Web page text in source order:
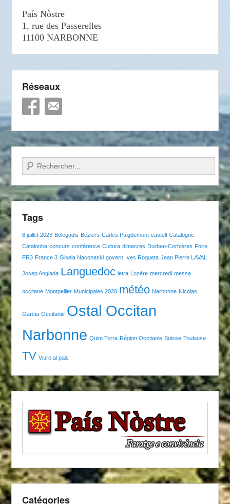
País Nòstre
1, rue des Passerelles
11100 NARBONNE
Réseaux
Recherche
Tags
8 juillet 2023 Bolegadis Béziers Carles Puigdemont castell
Catalogne
Catalonha concurs conférence Cultura dimecres Durban-Corbières Foire
FR3 France 3 Gisela Naconaski govern Ives Roqueta Jean Pierre LAVAL
Josèp Anglada Languedoc letra Lozère mercredi messe
occitane Montpellier Municipales 2020 météo Narbonne Nicolas
Garcia Occitanie Ostal Occitan
Narbonne Quim Torra Région Occitanie Suisse Toulouse
TV Viure al pais
Catégories